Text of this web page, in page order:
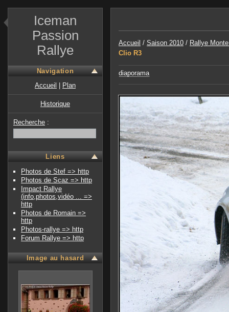
Iceman
Passion
Rallye
Navigation
Accueil
Plan
Historique
Recherche :
Liens
Photos de Stef => http
Photos de Scaz => http
Impact Rallye
(info,photos,vidéo ... =>
http
Photos de Romain =>
http
Photos-rallye => http
Forum Rallye => http
Image au hasard
Accueil / Saison 2010 / Rallye
Clio R3
diaporama